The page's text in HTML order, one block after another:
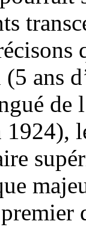
ans
de
1924),